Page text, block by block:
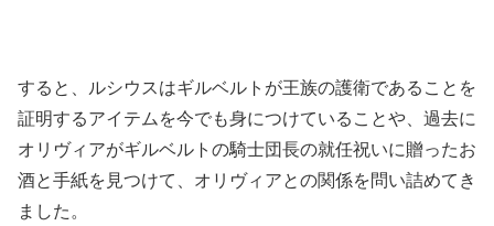
すると、ルシウスはギルベルトが王族の護衛であることを
証明するアイテムを今でも身につけていることや、過去に
オリヴィアがギルベルトの騎士団長の就任祝いに贈ったお
酒と手紙を見つけて、オリヴィアとの関係を問い詰めてき
ました。